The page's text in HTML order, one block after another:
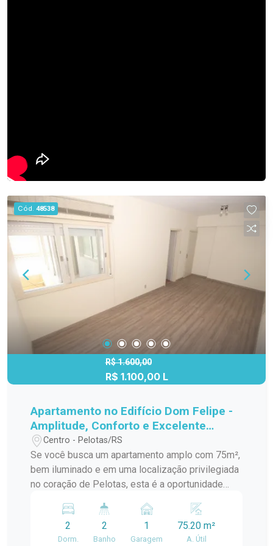
Cód. 48538
R$ 1.600,00
R$ 1.100,00 L
Apartamento no Edifício Dom Felipe -
Amplitude, Conforto e Excelente
Localização
Centro - Pelotas/RS
Se você busca um apartamento amplo com 75m²,
bem iluminado e em uma localização privilegiada
no coração de Pelotas, esta é a oportunidade
General Telles, próximo ao Supermercado
Guanabara e à SulClínica, o imóvel oferece
espaço, conforto e praticidade para toda a
2
Dorm.
2
Banho
1
Garagem
75.20 m²
A. Útil